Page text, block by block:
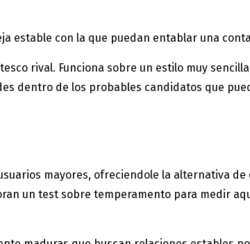
estable con la que puedan entablar una
rival. Funciona sobre un estilo muy
dentro de los probables candidatos que
mayores, ofreciendole la alternativa
un test sobre temperamento para medir